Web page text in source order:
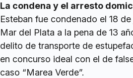
La condena y el arresto
Esteban fue condenado el 18
Mar del Plata a la pena de 13
delito de transporte de
en concurso ideal con el de
caso “Marea Verde”.